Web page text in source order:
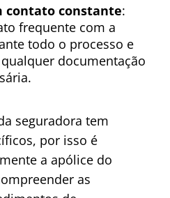
contato constante:
frequente com a
todo o processo e
documentação
seguradora tem
por isso é
a apólice do
as